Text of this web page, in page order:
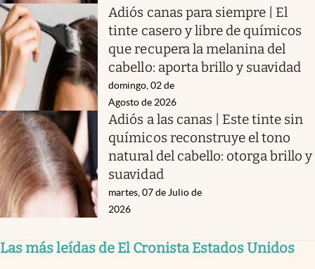
Adiós canas para siempre | El
tinte casero y libre de químicos
que recupera la melanina del
cabello: aporta brillo y suavidad
domingo, 02 de
Agosto de 2026
Adiós a las canas | Este tinte sin
químicos reconstruye el tono
natural del cabello: otorga brillo y
suavidad
martes, 07 de Julio de
2026
Las más leídas de El Cronista Estados Unidos